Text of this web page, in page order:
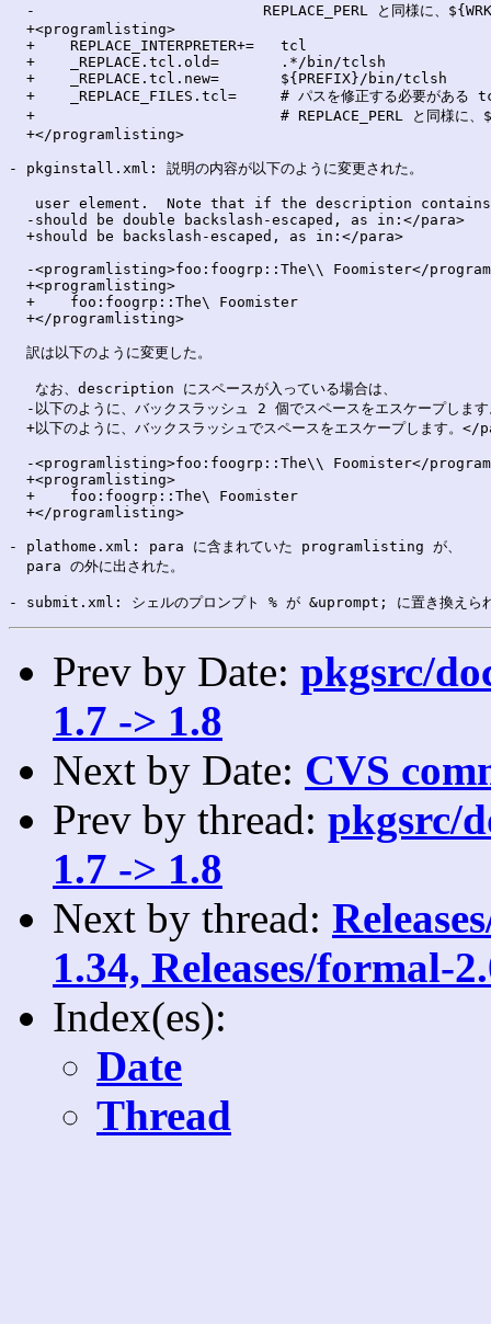
-                          REPLACE_PERL と同様に、
  +<programlisting>
  +    REPLACE_INTERPRETER+=   tcl
  +    _REPLACE.tcl.old=       .*/bin/tclsh
  +    _REPLACE.tcl.new=       ${PREFIX}/bin/tclsh
+    _REPLACE_FILES.tcl=     # パスを修正する必要がある
+                            # REPLACE_PERL と同様に、
  +</programlisting>
- pkginstall.xml: 説明の内容が以下のように変更された。
user element.  Note that if the description
  -should be double backslash-escaped, as in:</para>
  +should be backslash-escaped, as in:</para>
-<programlisting>foo:foogrp::The\\ Foomister</
  +<programlisting>
  +    foo:foogrp::The\ Foomister
  +</programlisting>
  訳は以下のように変更した。
   なお、description にスペースが入っている場合は、
-以下のように、バックスラッシュ 2 個でスペースをエスケープしま
+以下のように、バックスラッシュでスペースをエスケープします。</
-<programlisting>foo:foogrp::The\\ Foomister</
  +<programlisting>
  +    foo:foogrp::The\ Foomister
  +</programlisting>
- plathome.xml: para に含まれていた programlisting が、
  para の外に出された。
Prev by Date: pkgsrc/
1.7 -> 1.8
Next by Date: CVS
Prev by thread: pkgsrc/
1.7 -> 1.8
Next by thread:
1.34, Releases/formal-
Index(es):
Date
Thread